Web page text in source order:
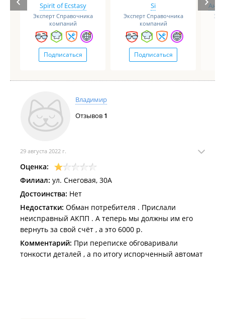
Spirit of Ecstasy
Эксперт Справочника
компаний
Подписаться
Si
Эксперт Справочника
компаний
Подписаться
Владимир
Отзывов 1
29 августа 2022 г.
Оценка:
Филиал: ул. Снеговая, 30А
Достоинства: Нет
Недостатки: Обман потребителя . Прислали
неисправный АКПП . А теперь мы должны им его
вернуть за свой счёт , а это 6000 р.
Комментарий: При переписке обговаривали
тонкости деталей , а по итогу испорченный автомат